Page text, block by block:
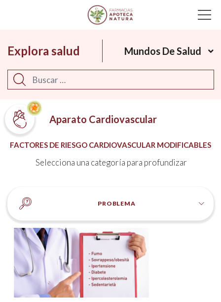
Main Navigation
Explora salud Mundos De Salud
Buscar
Aparato Cardiovascular
FACTORES DE RIESGO CARDIOVASCULAR MODIFICABLES
Selecciona una categoría para profundizar
PROBLEMA